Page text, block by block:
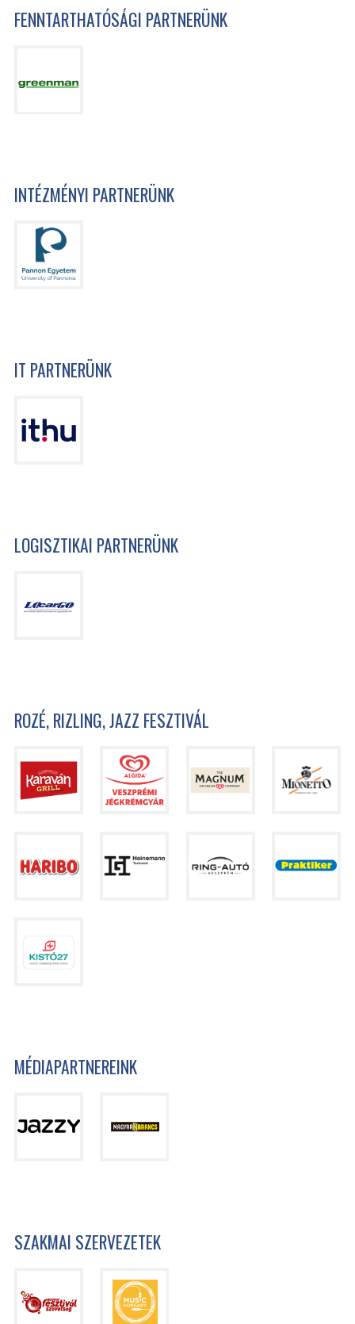
FENNTARTHATÓSÁGI PARTNERÜNK
INTÉZMÉNYI PARTNERÜNK
IT PARTNERÜNK
LOGISZTIKAI PARTNERÜNK
ROZÉ, RIZLING, JAZZ FESZTIVÁL
MÉDIAPARTNEREINK
SZAKMAI SZERVEZETEK